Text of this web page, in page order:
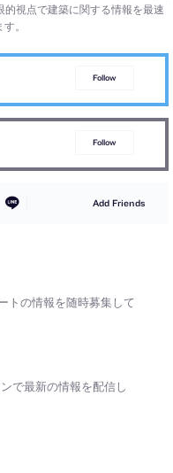
的視点で建築に関する情報を最速
。
Follow
Follow
Add Friends
トの情報を随時募集して
で最新の情報を配信し